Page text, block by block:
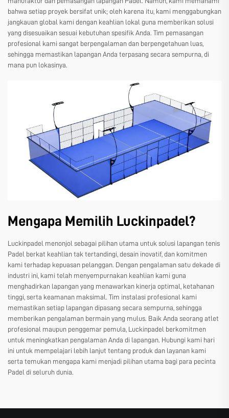
bahwa setiap proyek bersifat unik; oleh karena itu, kami menggabungkan
jangkauan global kami dengan keahlian lokal guna memberikan solusi
yang disesuaikan sesuai kebutuhan spesifik Anda. Tim pemasangan
profesional kami sangat berpengalaman dan berpengetahuan luas,
sehingga memastikan lapangan Anda terpasang secara sempurna, di
mana pun lokasinya.
Mengapa Memilih Luckinpadel?
Luckinpadel menonjol sebagai pilihan utama untuk solusi lapangan tenis
Padel berkat keahlian tak tertandingi, desain inovatif, dan komitmen
kami terhadap kepuasan pelanggan. Dengan pengalaman satu dekade di
industri ini, kami telah menyempurnakan keahlian kami guna
menghadirkan lapangan yang menawarkan kinerja optimal, ketahanan
tinggi, serta keamanan maksimal. Tim instalasi profesional kami
memastikan setiap lapangan dipasang secara sempurna, sehingga
memberikan pengalaman bermain yang mulus. Baik Anda seorang atlet
profesional maupun penggemar pemula, Luckinpadel berkomitmen
untuk meningkatkan pengalaman Anda di lapangan. Hubungi kami hari
ini untuk mempelajari lebih lanjut tentang produk dan layanan kami
serta temukan mengapa kami menjadi pilihan utama bagi para pecinta
Padel di seluruh dunia.